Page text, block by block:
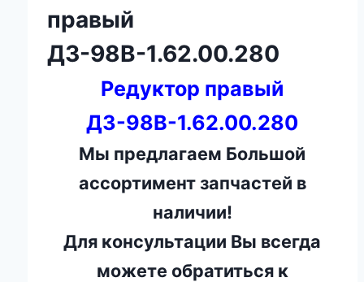
правый
ДЗ-98В-1.62.00.280
Редуктор правый
ДЗ-98В-1.62.00.280
Мы предлагаем Большой
ассортимент запчастей в
наличии!
Для консультации Вы всегда
можете обратиться к